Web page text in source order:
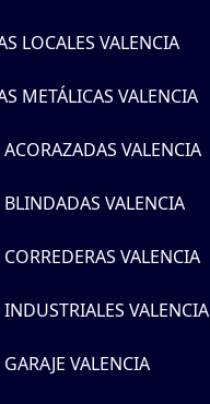
LOCALES VALENCIA
METÁLICAS VALENCIA
ACORAZADAS VALENCIA
BLINDADAS VALENCIA
CORREDERAS VALENCIA
INDUSTRIALES VALENCIA
VALENCIA